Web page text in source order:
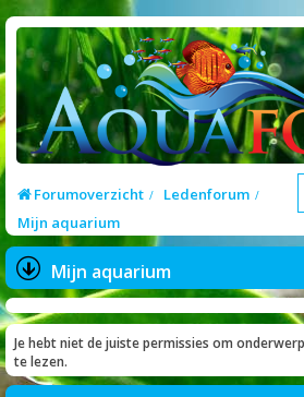
Forumoverzicht
Ledenforum
Mijn aquarium
Mijn aquarium
Je hebt niet de juiste permissies om
te lezen.